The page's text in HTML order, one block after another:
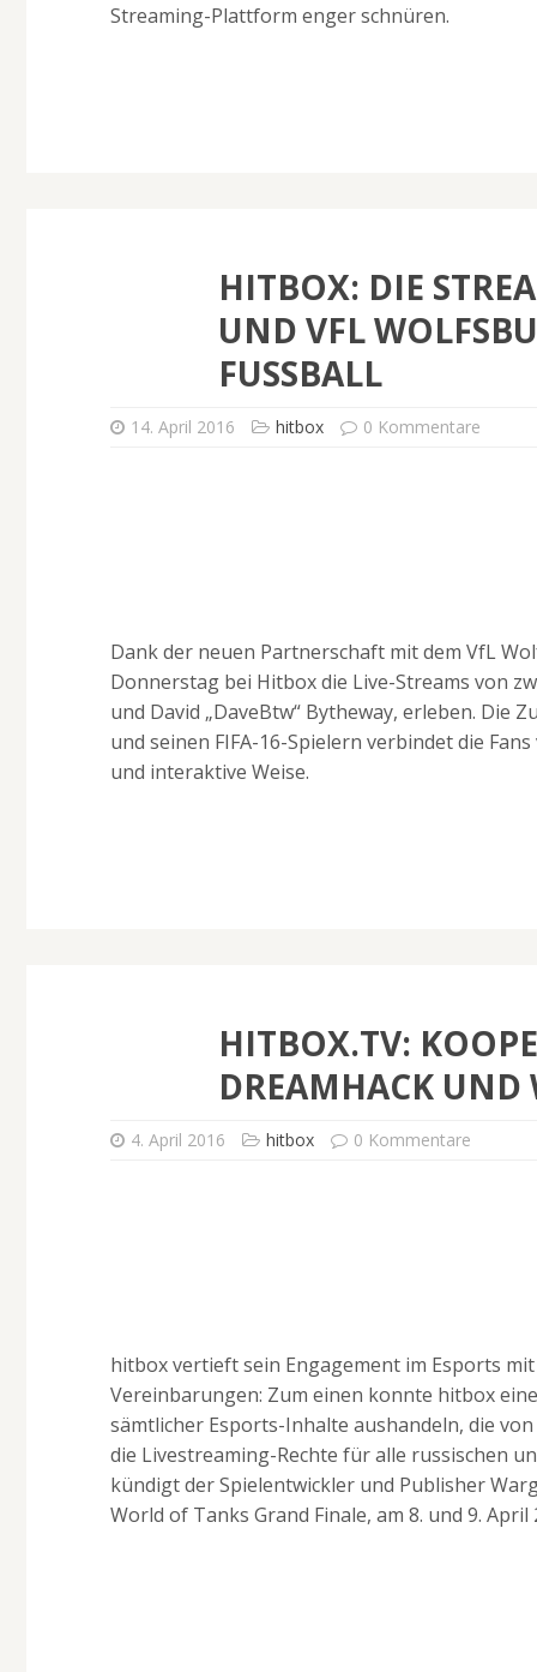
Streaming-Plattform enger schnüren.
HITBOX: DIE
UND VFL
FUSSBALL
14. April 2016 hitbox 0 Kommentare
Dank der neuen Partnerschaft mit dem VfL
Donnerstag bei Hitbox die Live-Streams von
und David „DaveBtw“ Bytheway, erleben. Die
und seinen FIFA-16-Spielern verbindet die
und interaktive Weise.
HITBOX.TV:
DREAMHACK
4. April 2016 hitbox 0 Kommentare
hitbox vertieft sein Engagement im Esports
Vereinbarungen: Zum einen konnte hitbox
sämtlicher Esports-Inhalte aushandeln, die
die Livestreaming-Rechte für alle russischen
kündigt der Spielentwickler und Publisher
World of Tanks Grand Finale, am 8. und 9.